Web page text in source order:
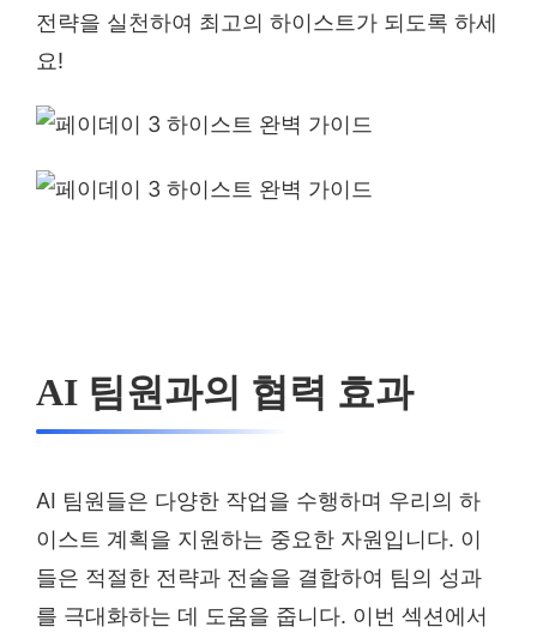
전략을 실천하여 최고의 하이스트가 되도록 하세
요!
AI 팀원과의 협력 효과
AI 팀원들은 다양한 작업을 수행하며 우리의 하
이스트 계획을 지원하는 중요한 자원입니다. 이
들은 적절한 전략과 전술을 결합하여 팀의 성과
를 극대화하는 데 도움을 줍니다. 이번 섹션에서